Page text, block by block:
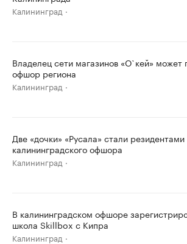
Калининград
Владелец сети магазинов «О`кей» может
офшор региона
Калининград
Две «дочки» «Русала» стали резидентами
калининградского офшора
Калининград
В калининградском офшоре
школа Skillbox с Кипра
Калининград